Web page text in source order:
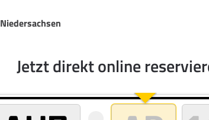
Niedersachsen
Jetzt direkt online